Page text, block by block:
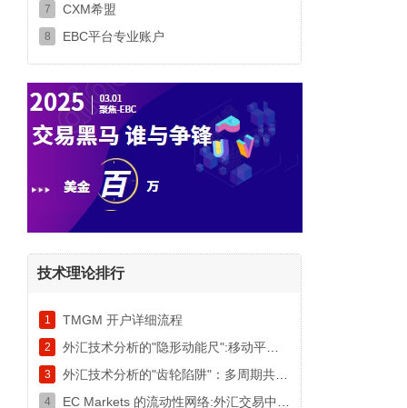
7 CXM希盟
8 EBC平台专业账户
技术理论排行
1 TMGM 开户详细流程
2
3
4